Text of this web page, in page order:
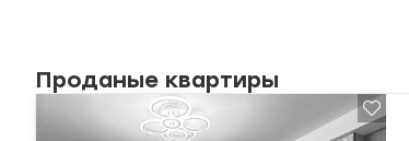
Проданые квартиры